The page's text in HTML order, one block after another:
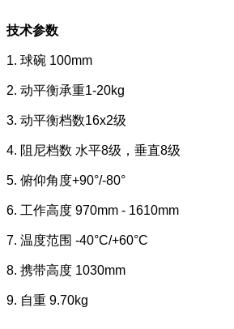
技术参数
1. 球碗 100mm
2. 动平衡承重1-20kg
3. 动平衡档数16x2级
4. 阻尼档数 水平8级，垂直8级
5. 俯仰角度+90°/-80°
6. 工作高度 970mm - 1610mm
7. 温度范围 -40°C/+60°C
8. 携带高度 1030mm
9. 自重 9.70kg